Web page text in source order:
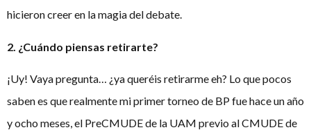
hicieron creer en la magia del debate.
2. ¿Cuándo piensas retirarte?
¡Uy! Vaya pregunta… ¿ya queréis retirarme eh? Lo que pocos
saben es que realmente mi primer torneo de BP fue hace un año
y ocho meses, el PreCMUDE de la UAM previo al CMUDE de